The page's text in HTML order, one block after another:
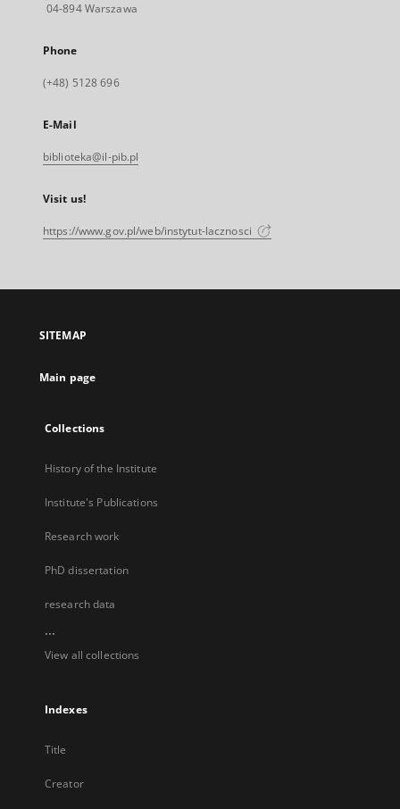
04-894 Warszawa
Phone
(+48) 5128 696
E-Mail
biblioteka@il-pib.pl
Visit us!
https://www.gov.pl/web/instytut-lacznosci
SITEMAP
Main page
Collections
History of the Institute
Institute's Publications
Research work
PhD dissertation
research data
...
View all collections
Indexes
Title
Creator